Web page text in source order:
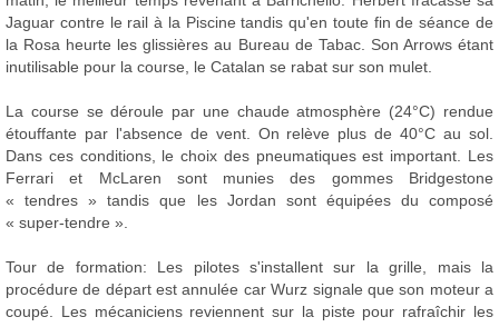
Jaguar contre le rail à la Piscine tandis qu'en toute fin de séance de
la Rosa heurte les glissières au Bureau de Tabac. Son Arrows étant
inutilisable pour la course, le Catalan se rabat sur son mulet.
La course se déroule par une chaude atmosphère (24°C) rendue
étouffante par l'absence de vent. On relève plus de 40°C au sol.
Dans ces conditions, le choix des pneumatiques est important. Les
Ferrari et McLaren sont munies des gommes Bridgestone
« tendres » tandis que les Jordan sont équipées du composé
« super-tendre ».
Tour de formation: Les pilotes s'installent sur la grille, mais la
procédure de départ est annulée car Wurz signale que son moteur a
coupé. Les mécaniciens reviennent sur la piste pour rafraîchir les